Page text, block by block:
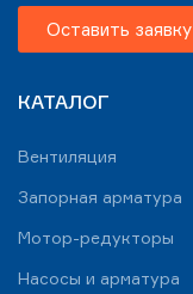
Оставить заявку
КАТАЛОГ
Вентиляция
Запорная арматура
Мотор-редукторы
Насосы и арматура